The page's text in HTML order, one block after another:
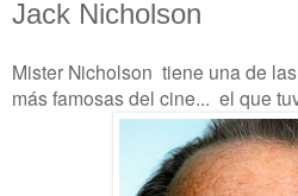
Jack Nicholson
Mister Nicholson tiene una de
más famosas del cine... el que